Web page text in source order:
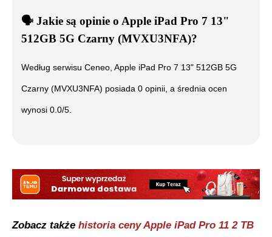
🗣️ ️ Jakie są opinie o Apple iPad Pro 7 13"
512GB 5G Czarny (MVXU3NFA)?
Według serwisu Ceneo, Apple iPad Pro 7 13" 512GB 5G
Czarny (MVXU3NFA) posiada 0 opinii, a średnia ocen
wynosi 0.0/5.
Zobacz także historia cenyApple iPad Pro 11 2 TB